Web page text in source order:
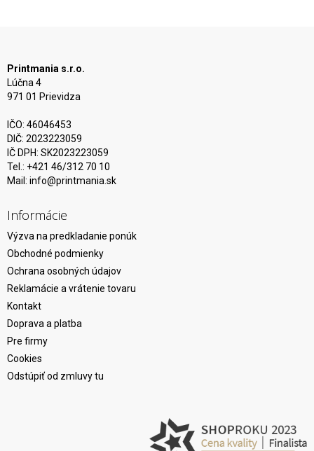
Printmania s.r.o.
Lúčna 4
971 01 Prievidza
IČO: 46046453
DIČ: 2023223059
IČ DPH: SK2023223059
Tel.: +421 46/312 70 10
Mail: info@printmania.sk
Informácie
Výzva na predkladanie ponúk
Obchodné podmienky
Ochrana osobných údajov
Reklamácie a vrátenie tovaru
Kontakt
Doprava a platba
Pre firmy
Cookies
Odstúpiť od zmluvy tu